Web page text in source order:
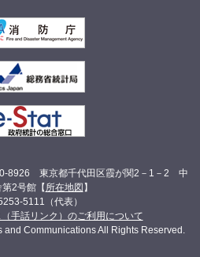
8926 東京都千代田区霞が関2－1－2 中
2号館【 所在地図 】
5111（代表）
手話リンク）のご利用について
Communications All Rights Reserved.